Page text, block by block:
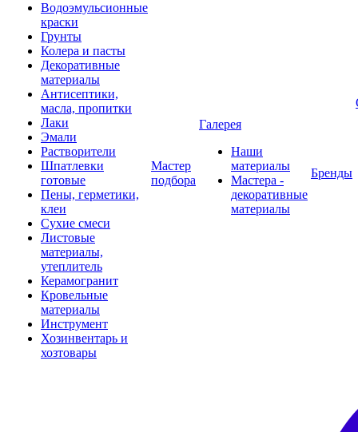
Водоэмульсионные
краски
Грунты
Колера и пасты
Декоративные
материалы
Антисептики,
масла, пропитки
Лаки
Эмали
Растворители
Шпатлевки
готовые
Пены, герметики,
клеи
Сухие смеси
Листовые
материалы,
утеплитель
Керамогранит
Кровельные
материалы
Инструмент
Хозинвентарь и
хозтовары
Мастер
подбора
Галерея
Наши
материалы
Мастера -
декоративные
материалы
Бренды